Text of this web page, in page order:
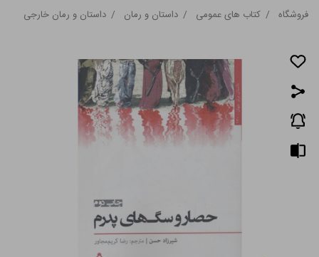
فروشگاه / کتاب های عمومی / داستان و رمان / داستان و رمان خارجی